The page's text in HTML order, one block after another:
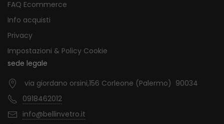
FAQ Ecommerce
Info acquisti
Privacy
Impostazioni & Policy Cookie
sede legale
via giordano orsini,156 Corleone (Palermo) 90034
0918462012
info@bellinvetro.it